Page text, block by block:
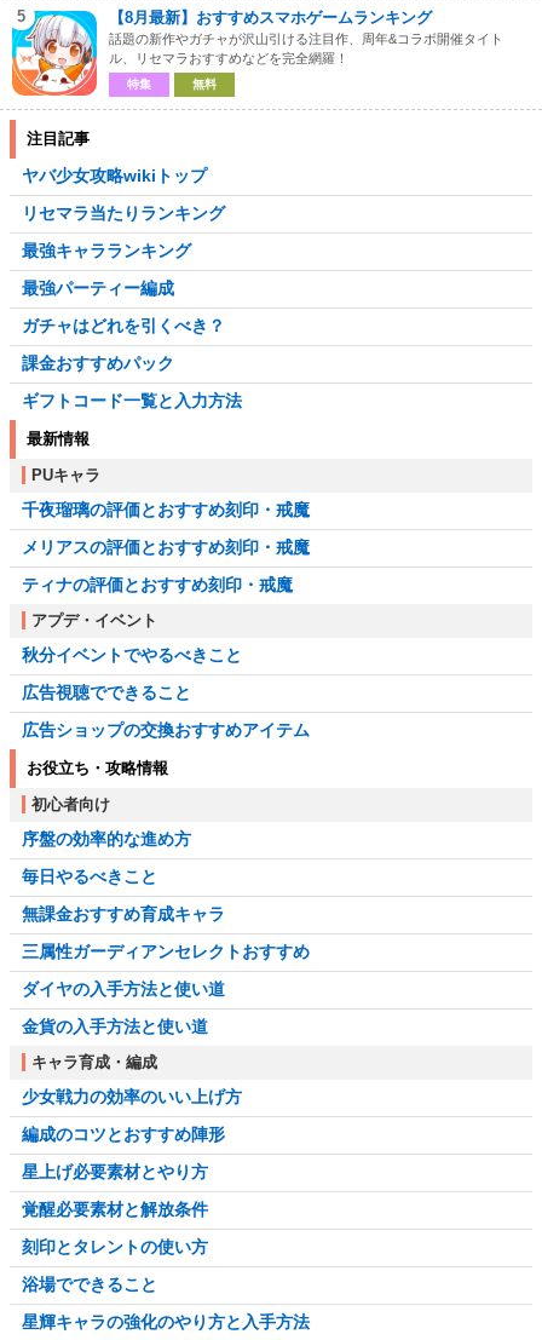
5 【8月最新】おすすめスマホゲームランキング
話題の新作やガチャが沢山引ける注目作、周年&コラボ開催タイト
ル、リセマラおすすめなどを完全網羅！
特集 無料
注目記事
ヤバ少女攻略wikiトップ
リセマラ当たりランキング
最強キャラランキング
最強パーティー編成
ガチャはどれを引くべき？
課金おすすめパック
ギフトコード一覧と入力方法
最新情報
PUキャラ
千夜瑠璃の評価とおすすめ刻印・戒魔
メリアスの評価とおすすめ刻印・戒魔
ティナの評価とおすすめ刻印・戒魔
アプデ・イベント
秋分イベントでやるべきこと
広告視聴でできること
広告ショップの交換おすすめアイテム
お役立ち・攻略情報
初心者向け
序盤の効率的な進め方
毎日やるべきこと
無課金おすすめ育成キャラ
三属性ガーディアンセレクトおすすめ
ダイヤの入手方法と使い道
金貨の入手方法と使い道
キャラ育成・編成
少女戦力の効率のいい上げ方
編成のコツとおすすめ陣形
星上げ必要素材とやり方
覚醒必要素材と解放条件
刻印とタレントの使い方
浴場でできること
星輝キャラの強化のやり方と入手方法